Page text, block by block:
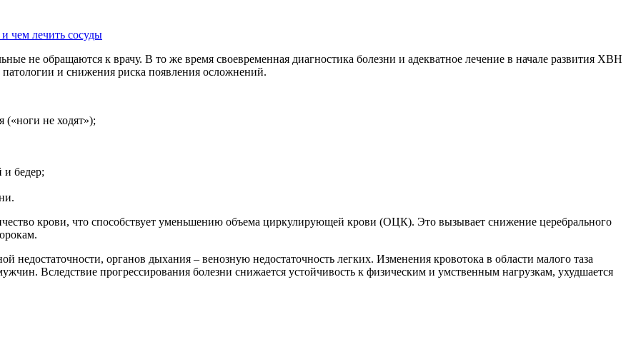
чем лечить сосуды
не обращаются к врачу. В то же время своевременная диагностика болезни и адекватное лечение в начале развития ХВН
и снижения риска появления осложнений.
(«ноги не ходят»);
и бедер;
крови, что способствует уменьшению объема циркулирующей крови (ОЦК). Это вызывает снижение церебрального
недостаточности, органов дыхания – венозную недостаточность легких. Изменения кровотока в области малого таза
Вследствие прогрессирования болезни снижается устойчивость к физическим и умственным нагрузкам, ухудшается